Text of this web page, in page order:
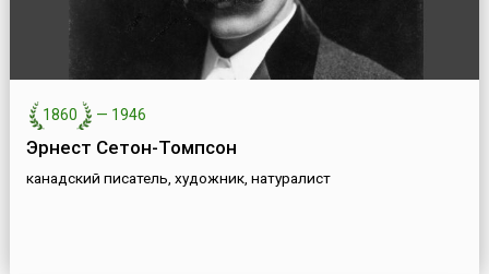
1860 — 1946
Эрнест Сетон-Томпсон
канадский писатель, художник, натуралист